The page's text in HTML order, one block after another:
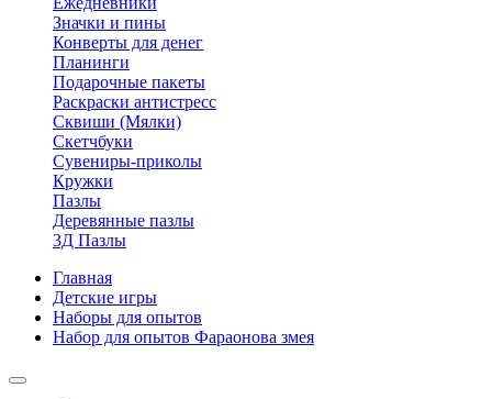
Значки и пины
Конверты для денег
Планинги
Подарочные пакеты
Раскраски антистресс
Сквиши (Мялки)
Скетчбуки
Сувениры-приколы
Кружки
Пазлы
Деревянные пазлы
3Д Пазлы
Главная
Детские игры
Наборы для опытов
Набор для опытов Фараонова змея